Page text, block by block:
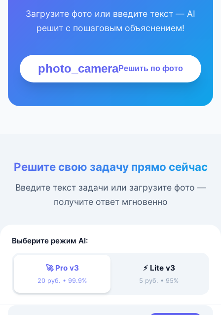
Загрузите фото или введите текст — AI
решит с пошаговым объяснением!
photo_cameraРешить по фото
Решите свою задачу прямо сейчас
Введите текст задачи или загрузите фото —
получите ответ мгновенно
Выберите режим AI:
🚀 Pro v3
20 руб. • 99.9%
⚡ Lite v3
5 руб. • 95%